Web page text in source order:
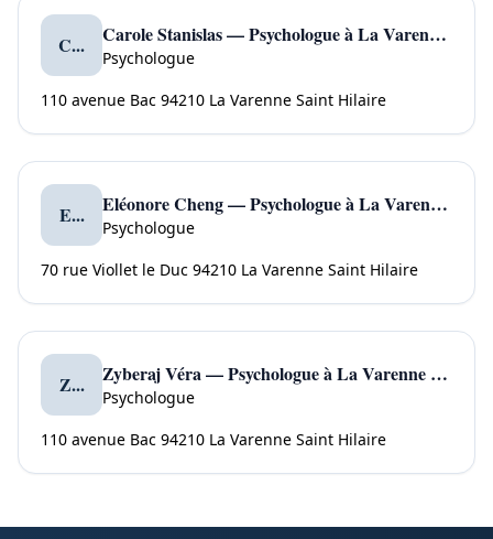
C... Carole Stanislas — Psychologue à La Varenne Saint Hilaire
Psychologue
110 avenue Bac 94210 La Varenne Saint Hilaire
E... Eléonore Cheng — Psychologue à La Varenne Saint Hilaire
Psychologue
70 rue Viollet le Duc 94210 La Varenne Saint Hilaire
Z... Zyberaj Véra — Psychologue à La Varenne Saint Hilaire
Psychologue
110 avenue Bac 94210 La Varenne Saint Hilaire